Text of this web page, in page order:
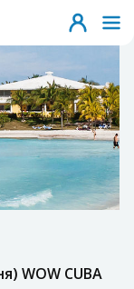
WOW CUBA